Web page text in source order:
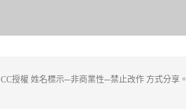
授權 姓名標示─非商業性─禁止改作 方式分享。